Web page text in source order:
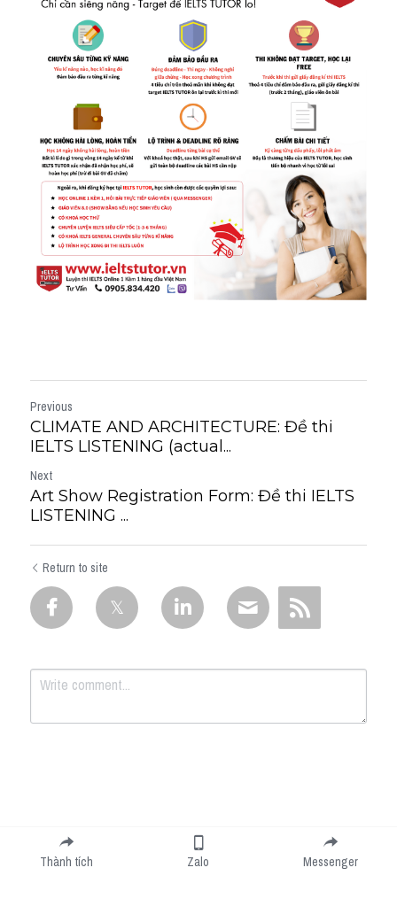
Previous
​CLIMATE AND ARCHITECTURE: Đề thi
IELTS LISTENING (actual...
Next
Art Show Registration Form: Đề thi IELTS
LISTENING ...
Return to site
Submit
Thành tích Zalo Messenger